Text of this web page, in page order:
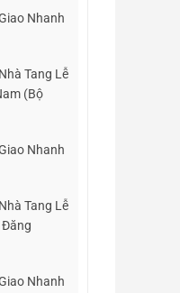
Nhanh
Tang Lễ
(Bộ
Nhanh
Tang Lễ
Đăng
Nhanh